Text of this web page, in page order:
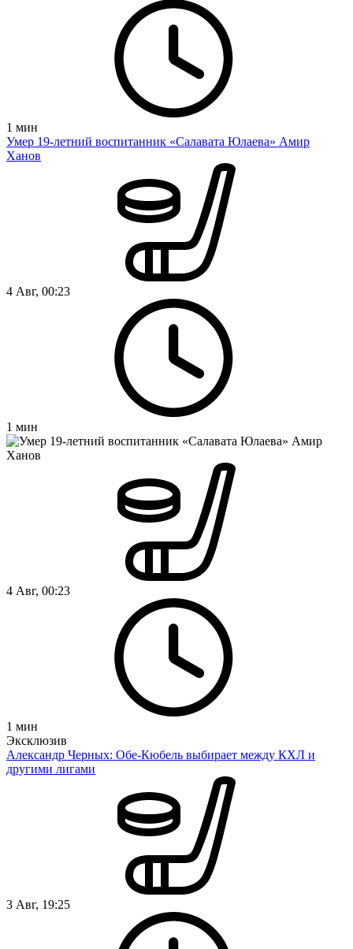
1 мин
Умер 19-летний воспитанник «Салавата Юлаева» Амир
Ханов
4 Авг, 00:23
1 мин
4 Авг, 00:23
1 мин
Эксклюзив
Александр Черных: Обе-Кюбель выбирает между КХЛ и
другими лигами
3 Авг, 19:25